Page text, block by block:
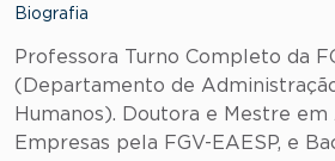
Biografia
Professora Turno Completo da
(Departamento de
Humanos). Doutora e Mestre
Empresas pela FGV-EAESP, e